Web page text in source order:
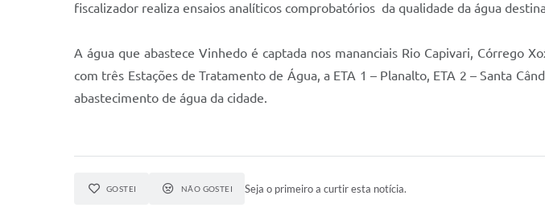
fiscalizador realiza ensaios analíticos comprobatórios da qualidade da água
A água que abastece Vinhedo é captada nos mananciais Rio Capivari, Córrego
com três Estações de Tratamento de Água, a ETA 1 – Planalto, ETA 2 – Santa
abastecimento de água da cidade.
GOSTEI NÃO GOSTEI Seja o primeiro a curtir esta notícia.